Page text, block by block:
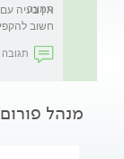
חשוב
תגובה
מנהל